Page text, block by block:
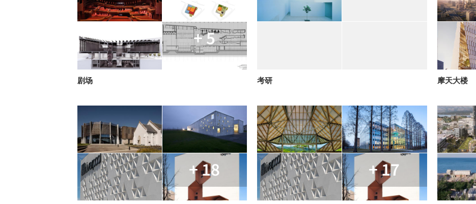
+ 5
剧场 考研 摩天大楼
+ 18 + 17